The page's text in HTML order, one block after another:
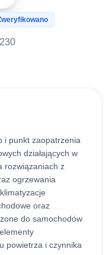
i punkt zaopatrzenia
działających w
rozwiązaniach z
ogrzewania
oraz
do samochodów
powietrza i czynnika